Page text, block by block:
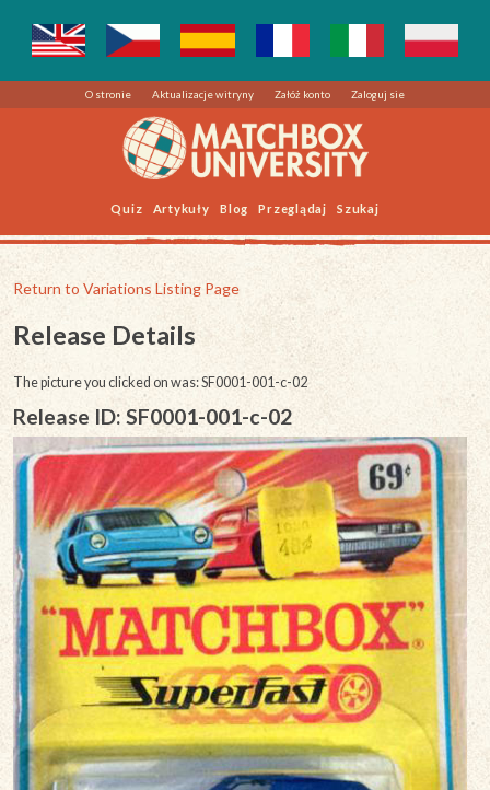
O stronie Aktualizacje witryny Załóż konto Zaloguj sie
Quiz Artykuły Blog Przeglądaj Szukaj
Return to Variations Listing Page
Release Details
The picture you clicked on was: SF0001-001-c-02
Release ID: SF0001-001-c-02